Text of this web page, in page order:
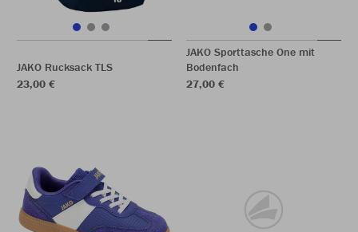
JAKO Rucksack TLS
23,00 €
JAKO Sporttasche One mit
Bodenfach
27,00 €